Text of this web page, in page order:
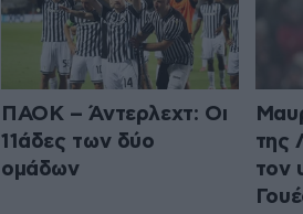
ΠΑΟΚ – Άντερλεχτ: Οι
11άδες των δύο
ομάδων
της
τον